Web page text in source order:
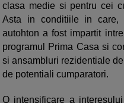
clasa medie si pentru cei
Asta in conditiile in care,
autohton a fost impartit
programul Prima Casa si
si ansambluri rezidentiale
de potentiali cumparatori.
O intensificare a